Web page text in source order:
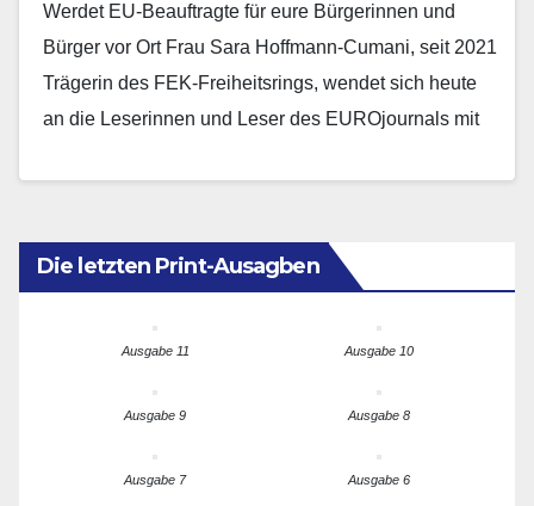
Werdet EU-Beauftragte für eure Bürgerinnen und
Bürger vor Ort Frau Sara Hoffmann-Cumani, seit 2021
Trägerin des FEK-Freiheitsrings, wendet sich heute
an die Leserinnen und Leser des EUROjournals mit
Die letzten Print-Ausagben
Ausgabe 11 Ausgabe 10
Ausgabe 9 Ausgabe 8
Ausgabe 7 Ausgabe 6